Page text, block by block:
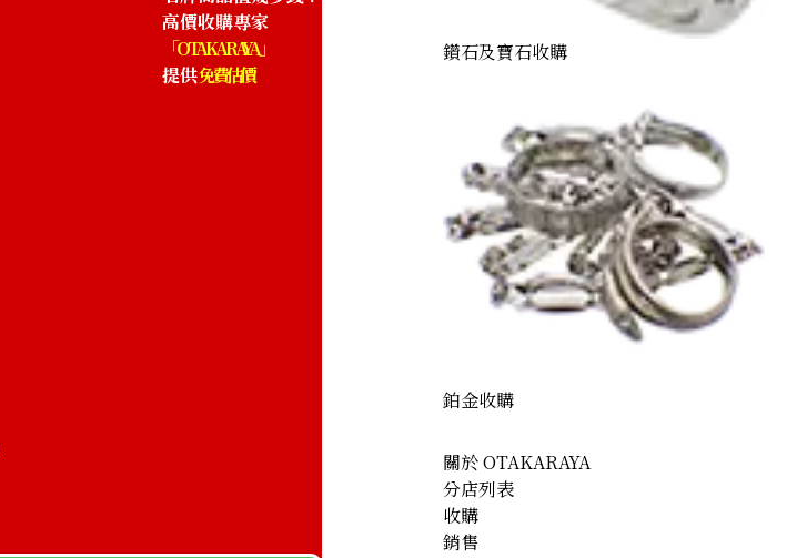
高價收購專家
「OTAKARAYA」
提供免費估價
鑽石及寶石收購
鉑金收購
關於 OTAKARAYA
分店列表
收購
銷售